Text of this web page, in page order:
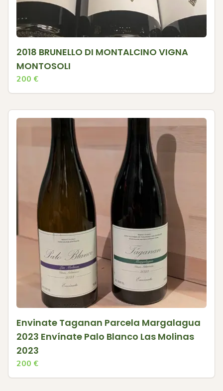
2018 BRUNELLO DI MONTALCINO VIGNA
MONTOSOLI
200 €
Envinate Taganan Parcela Margalagua
2023 Envínate Palo Blanco Las Molinas
2023
200 €